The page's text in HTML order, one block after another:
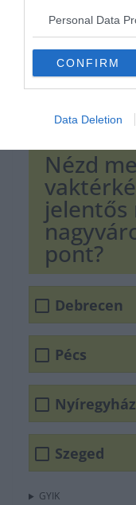
Personal Data
CONFIRM
Data Deletion
Nézd
jelentős
pont?
Debrecen
Pécs
Szeged
GYIK